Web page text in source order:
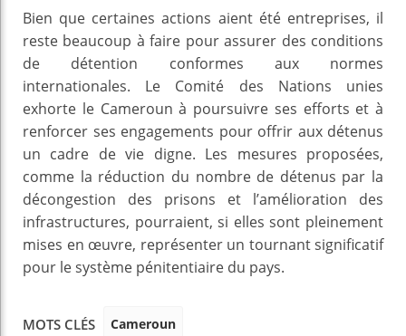
Bien que certaines actions aient été entreprises, il
reste beaucoup à faire pour assurer des conditions
de détention conformes aux normes
internationales. Le Comité des Nations unies
exhorte le Cameroun à poursuivre ses efforts et à
renforcer ses engagements pour offrir aux détenus
un cadre de vie digne. Les mesures proposées,
comme la réduction du nombre de détenus par la
décongestion des prisons et l’amélioration des
infrastructures, pourraient, si elles sont pleinement
mises en œuvre, représenter un tournant significatif
pour le système pénitentiaire du pays.
MOTS CLÉS Cameroun